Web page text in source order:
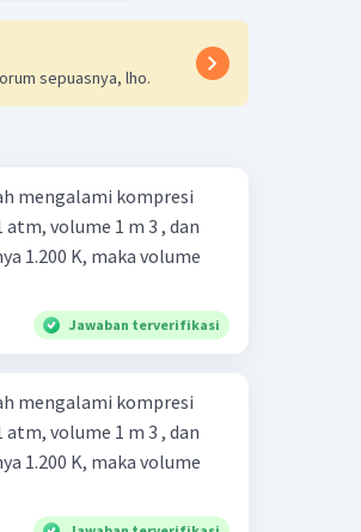
sepuasnya, lho.
mengalami kompresi
volume 1 m 3 , dan
1.200 K, maka volume
Jawaban terverifikasi
mengalami kompresi
volume 1 m 3 , dan
1.200 K, maka volume